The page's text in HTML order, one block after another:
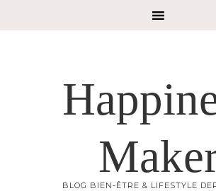
BLOG BIEN-ÊTRE & LIFESTYLE